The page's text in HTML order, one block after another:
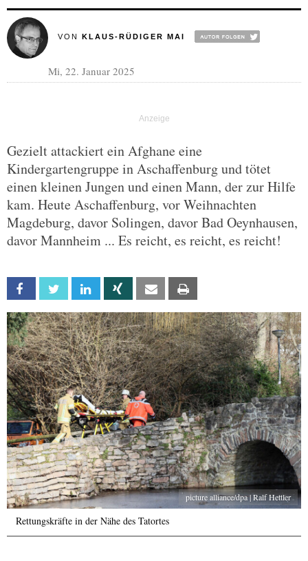
VON KLAUS-RÜDIGER MAI
Mi, 22. Januar 2025
Gezielt attackiert ein Afghane eine
Kindergartengruppe in Aschaffenburg und tötet
einen kleinen Jungen und einen Mann, der zur Hilfe
kam. Heute Aschaffenburg, vor Weihnachten
Magdeburg, davor Solingen, davor Bad Oeynhausen,
davor Mannheim ... Es reicht, es reicht, es reicht!
Facebook Twitter Linkedin Xing Email
picture alliance/dpa | Ralf Hettler
Rettungskräfte in der Nähe des Tatortes